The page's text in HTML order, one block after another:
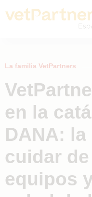
La familia VetPartners
en la
DANA:
cuidar
equipos